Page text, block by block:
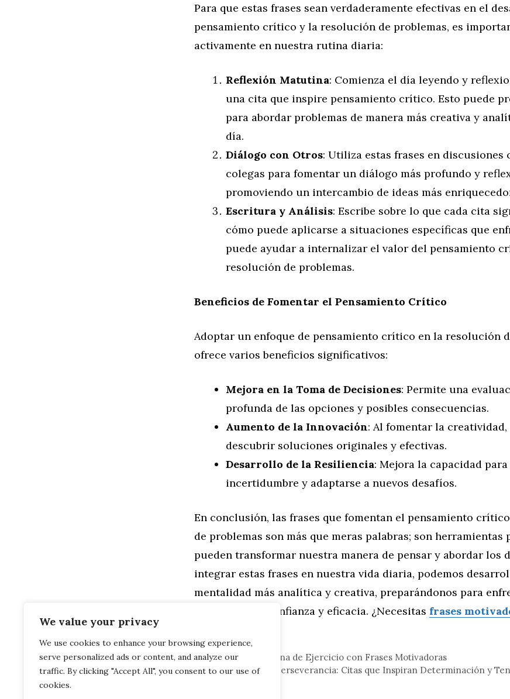
We value your privacy
We use cookies to enhance your browsing experience,
serve personalized ads or content, and analyze our
traffic. By clicking "Accept All", you consent to our use of
cookies.
Para que estas frases sean verdaderamente efectivas en el
pensamiento crítico y la resolución de problemas, es
activamente en nuestra rutina diaria:
Reflexión Matutina: Comienza el día leyendo y
una cita que inspire pensamiento crítico. Esto puede
para abordar problemas de manera más creativa y
día.
Diálogo con Otros: Utiliza estas frases en discusiones
colegas para fomentar un diálogo más profundo y
promoviendo un intercambio de ideas más
Escritura y Análisis: Escribe sobre lo que cada cita
cómo puede aplicarse a situaciones específicas que
puede ayudar a internalizar el valor del pensamiento
resolución de problemas.
Beneficios de Fomentar el Pensamiento Crítico
Adoptar un enfoque de pensamiento crítico en la resolución
ofrece varios beneficios significativos:
Mejora en la Toma de Decisiones: Permite una
profunda de las opciones y posibles consecuencias.
Aumento de la Innovación: Al fomentar la creatividad,
descubrir soluciones originales y efectivas.
Desarrollo de la Resiliencia: Mejora la capacidad
incertidumbre y adaptarse a nuevos desafíos.
En conclusión, las frases que fomentan el pensamiento
de problemas son más que meras palabras; son herramientas
pueden transformar nuestra manera de pensar y abordar los
integrar estas frases en nuestra vida diaria, podemos
mentalidad más analítica y creativa, preparándonos para
problema con confianza y eficacia. ¿Necesitas frases
Categorías
Familia,General
Energiza Tu Rutina de Ejercicio con Frases Motivadoras
La Fuerza de la Perseverancia: Citas que Inspiran Determinación y